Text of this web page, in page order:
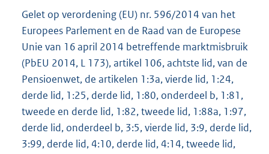
Gelet op verordening (EU) nr. 596/2014 van het
Europees Parlement en de Raad van de Europese
Unie van 16 april 2014 betreffende marktmisbruik
(PbEU 2014, L 173), artikel 106, achtste lid, van de
Pensioenwet, de artikelen 1:3a, vierde lid, 1:24,
derde lid, 1:25, derde lid, 1:80, onderdeel b, 1:81,
tweede en derde lid, 1:82, tweede lid, 1:88a, 1:97,
derde lid, onderdeel b, 3:5, vierde lid, 3:9, derde lid,
3:99, derde lid, 4:10, derde lid, 4:14, tweede lid,